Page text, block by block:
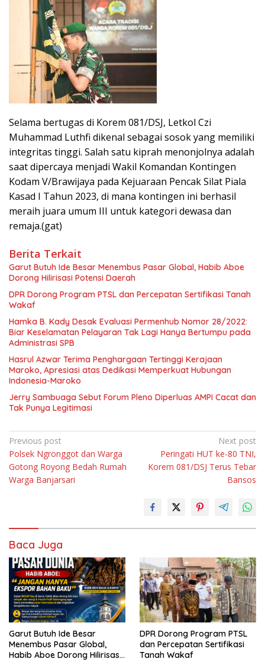
Selama bertugas di Korem 081/DSJ, Letkol Czi
Muhammad Luthfi dikenal sebagai sosok yang memiliki
integritas tinggi. Salah satu kiprah menonjolnya adalah
saat dipercaya menjadi Wakil Komandan Kontingen
Kodam V/Brawijaya pada Kejuaraan Pencak Silat Piala
Kasad I Tahun 2023, di mana kontingen ini berhasil
meraih juara umum III untuk kategori dewasa dan
remaja.(gat)
Berita Terkait
Garut Butuh Ide Besar Menembus Pasar Global, Habib Aboe
Dorong Hilirisasi Potensi Daerah
DPR Dorong Program PTSL dan Percepatan Sertifikasi Tanah
Wakaf
Hamka B. Kady Desak Evaluasi Permenhub Nomor 28/2022:
Biar Keselamatan Pelayaran Tak Lagi Hanya Bertumpu pada
Administrasi SPB
Hasrul Azwar Terima Penghargaan Tertinggi Kerajaan
Maroko, Apresiasi atas Dedikasi Memperkuat Hubungan
Indonesia-Maroko
Jerry Sambuaga Sebut Forum Pleno Diperluas AMPI Cacat dan
Tak Punya Legitimasi
Navigasi
pos
Previous post
Polsek Ngronggot dan Warga
Gotong Royong Bedah Rumah
Warga Banjarsari
Next post
Peringati HUT ke-80 TNI,
Korem 081/DSJ Terus Tebar
Bansos
Baca Juga
Garut Butuh Ide Besar
Menembus Pasar Global,
Habib Aboe Dorong Hilirisasi
DPR Dorong Program PTSL
dan Percepatan Sertifikasi
Tanah Wakaf